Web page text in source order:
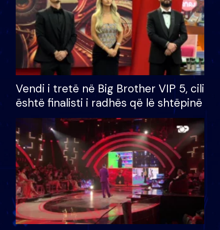
Vendi i tretë në Big Brother VIP 5, cili
është finalisti i radhës që lë shtëpinë